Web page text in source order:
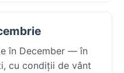
în December — în
cu condiții de vânt